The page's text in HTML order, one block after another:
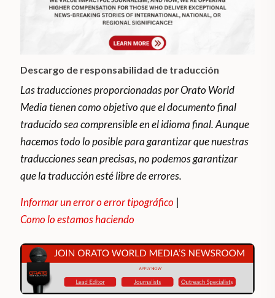
Descargo de responsabilidad de traducción
Las traducciones proporcionadas por Orato World
Media tienen como objetivo que el documento final
traducido sea comprensible en el idioma final. Aunque
hacemos todo lo posible para garantizar que nuestras
traducciones sean precisas, no podemos garantizar
que la traducción esté libre de errores.
Informar un error o error tipográfico |
Como lo estamos haciendo